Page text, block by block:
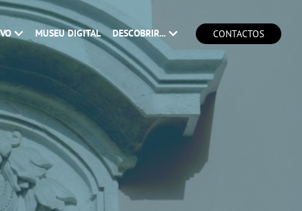
MUSEU DIGITAL DESCOBRIR... CONTACTOS